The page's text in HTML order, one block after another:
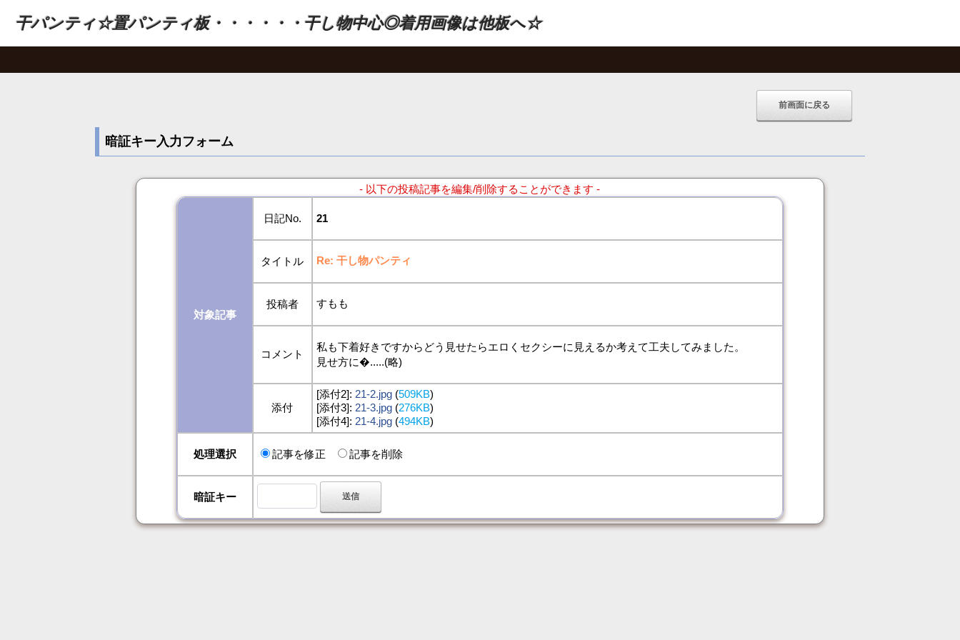
干パンティ☆置パンティ板・・・・・・干し物中心◎着用画像は他板へ☆
暗証キー入力フォーム
- 以下の投稿記事を編集/削除することができます -
対象記事
日記No. 21
タイトル Re: 干し物パンティ
投稿者 すもも
コメント
私も下着好きですからどう見せたらエロくセクシーに見えるか考えて工夫してみました。
見せ方に�.....(略)
添付
[添付2]: 21-2.jpg(509KB)
[添付3]: 21-3.jpg(276KB)
[添付4]: 21-4.jpg(494KB)
処理選択 記事を修正 記事を削除
暗証キー